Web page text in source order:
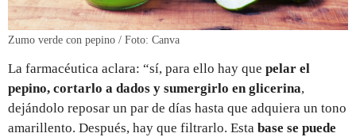
Zumo verde con pepino / Foto: Canva
La farmacéutica aclara: “sí, para ello hay que pelar el
pepino, cortarlo a dados y sumergirlo en glicerina,
dejándolo reposar un par de días hasta que adquiera un tono
amarillento. Después, hay que filtrarlo. Esta base se puede